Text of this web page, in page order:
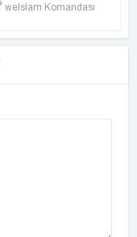
weIslam Komandası